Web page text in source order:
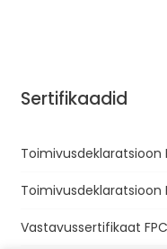
Sertifikaadid
Toimivusdeklaratsioon
Toimivusdeklaratsioon
Vastavussertifikaat